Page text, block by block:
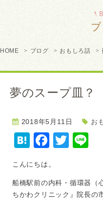
HOME ブログ おもしろ話
夢のスープ皿？
2018年5月11日 お
Hatena
こんにちは。
船橋駅前の内科・循環器（
ちかわクリニック』院長の